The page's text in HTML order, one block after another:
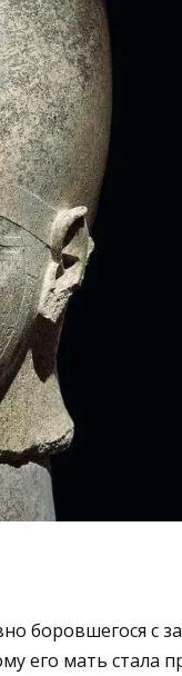
боровшегося с
его мать стала